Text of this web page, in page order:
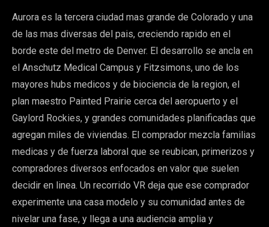
Aurora es la tercera ciudad mas grande de Colorado y una
de las mas diversas del pais, creciendo rapido en el
borde este del metro de Denver. El desarrollo se ancla en
el Anschutz Medical Campus y Fitzsimons, uno de los
mayores hubs medicos y de biociencia de la region, el
plan maestro Painted Prairie cerca del aeropuerto y el
Gaylord Rockies, y grandes comunidades planificadas que
agregan miles de viviendas. El comprador mezcla familias
medicas y de fuerza laboral que se reubican, primerizos y
compradores diversos enfocados en valor que suelen
decidir en linea. Un recorrido VR deja que ese comprador
experimente una casa modelo y su comunidad antes de
nivelar una fase, y llega a una audiencia amplia y